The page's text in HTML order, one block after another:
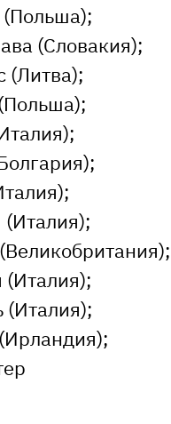
(Словакия);
(Литва);
(Италия);
(Италия);